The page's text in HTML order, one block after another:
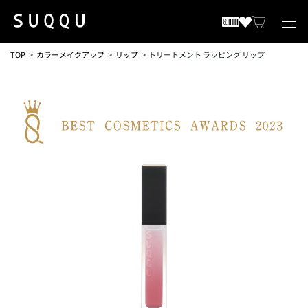
TOP カラーメイクアップ リップ トリートメント ラッピング リップ